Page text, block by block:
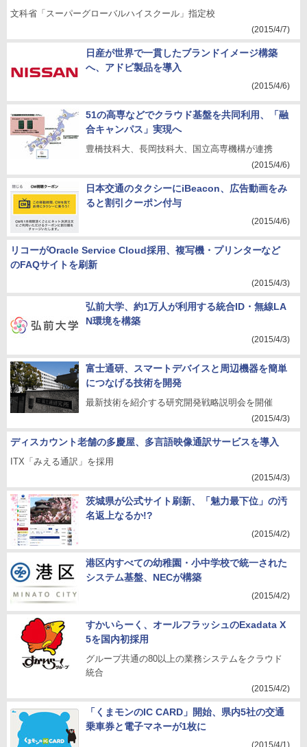
文科省「スーパーグローバルハイスクール」指定校
(2015/4/7)
日産が世界で一貫したブランドイメージ構築
へ、アドビ製品を導入
(2015/4/6)
51の高専などでクラウド基盤を共同利用、「融
合キャンパス」実現へ
豊橋技科大、長岡技科大、国立高専機構が連携
(2015/4/6)
日本交通のタクシーにiBeacon、広告動画をみ
ると割引クーポン付与
(2015/4/6)
リコーがOracle Service Cloud採用、複写機・プリンターなど
のFAQサイトを刷新
(2015/4/3)
弘前大学、約1万人が利用する統合ID・無線LA
N環境を構築
(2015/4/3)
富士通研、スマートデバイスと周辺機器を簡単
につなげる技術を開発
最新技術を紹介する研究開発戦略説明会を開催
(2015/4/3)
ディスカウント老舗の多慶屋、多言語映像通訳サービスを導入
ITX「みえる通訳」を採用
(2015/4/3)
茨城県が公式サイト刷新、「魅力最下位」の汚
名返上なるか!?
(2015/4/2)
港区内すべての幼稚園・小中学校で統一された
システム基盤、NECが構築
(2015/4/2)
すかいらーく、オールフラッシュのExadata X
5を国内初採用
グループ共通の80以上の業務システムをクラウド
統合
(2015/4/2)
「くまモンのIC CARD」開始、県内5社の交通
乗車券と電子マネーが1枚に
(2015/4/1)